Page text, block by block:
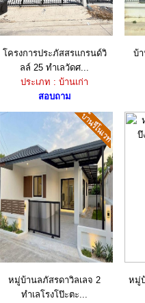
โครงการประภัสสรแกรนด์วิ
ลล์ 25 ทำเลวัดศ...
ประเภท : บ้านเก่า
สอบถาม
บ้
หมู่บ้านลภัสรดาวิลเลจ 2
ทำเลโรงโป๊ะตะ...
หมู่